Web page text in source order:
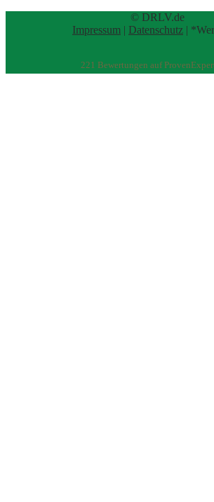
© DRLV.de
Impressum | Datenschutz |
221 Bewertungen auf